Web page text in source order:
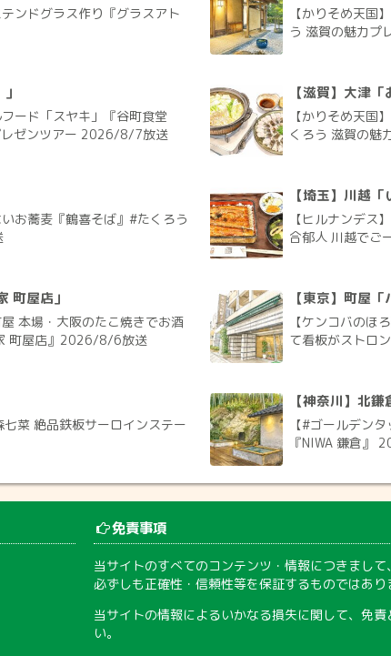
ンドグラス作り『グラスアト
【かりそめ天国
う 滋賀の魅力
ード「スヤキ」『谷町食堂
レゼンツアー 2026/8/7放送
【滋賀】大津「
【かりそめ天国
くろう 滋賀の
お蕎麦『鶴喜そば』#たくろう
【埼玉】川越
【ヒルナンデス
合郁人 川越で
町屋店」
本場・大阪のたこ焼きでお酒
町屋店』2026/8/6放送
【東京】町屋「
【ケンコバのほ
て看板がストロ
菜 絶品鉄板サーロインステー
【神奈川】北鎌
【#ゴールデン
『NIWA 鎌倉』
免責事項
当サイトのすべてのコンテンツ・情報につきまし
必ずしも正確性・信頼性等を保証するものではあり
当サイトの情報によるいかなる損失に関して、免
い。